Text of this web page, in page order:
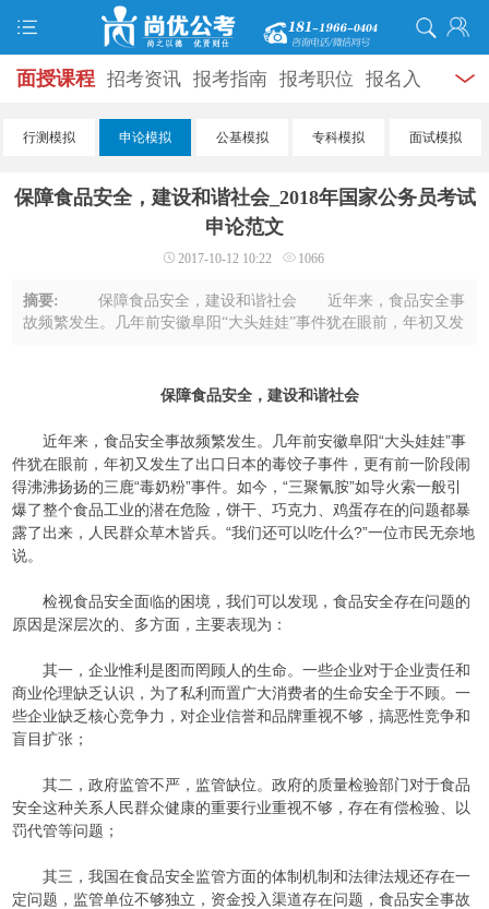
面授课程 招考资讯 报考指南 报考职位 报名入
口 打准考证 成绩查询 面试公告 录用公示 辅导
学员风采 名师团队
行测模拟 申论模拟 公基模拟 专科模拟 面试模拟
保障食品安全，建设和谐社会_2018年国家公务员考试
申论范文
2017-10-12 10:22 1066
摘要:
保障食品安全，建设和谐社会 近年来，食品安全事
故频繁发生。几年前安徽阜阳“大头娃娃”事件犹在眼前，年初又发
保障食品安全，建设和谐社会
近年来，食品安全事故频繁发生。几年前安徽阜阳“大头娃娃”事
件犹在眼前，年初又发生了出口日本的毒饺子事件，更有前一阶段闹
得沸沸扬扬的三鹿“毒奶粉”事件。如今，“三聚氰胺”如导火索一般引
爆了整个食品工业的潜在危险，饼干、巧克力、鸡蛋存在的问题都暴
露了出来，人民群众草木皆兵。“我们还可以吃什么?”一位市民无奈地
说。
检视食品安全面临的困境，我们可以发现，食品安全存在问题的
原因是深层次的、多方面，主要表现为：
其一，企业惟利是图而罔顾人的生命。一些企业对于企业责任和
商业伦理缺乏认识，为了私利而置广大消费者的生命安全于不顾。一
些企业缺乏核心竞争力，对企业信誉和品牌重视不够，搞恶性竞争和
盲目扩张；
其二，政府监管不严，监管缺位。政府的质量检验部门对于食品
安全这种关系人民群众健康的重要行业重视不够，存在有偿检验、以
罚代管等问题；
其三，我国在食品安全监管方面的体制机制和法律法规还存在一
定问题，监管单位不够独立，资金投入渠道存在问题，食品安全事故